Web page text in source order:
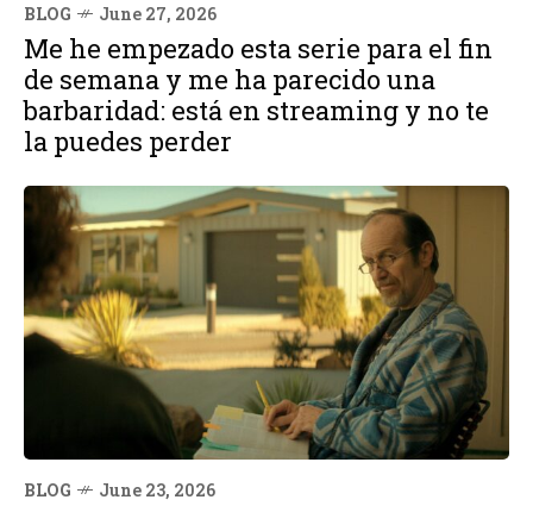
BLOG June 27, 2026
Me he empezado esta serie para el fin
de semana y me ha parecido una
barbaridad: está en streaming y no te
la puedes perder
BLOG June 23, 2026